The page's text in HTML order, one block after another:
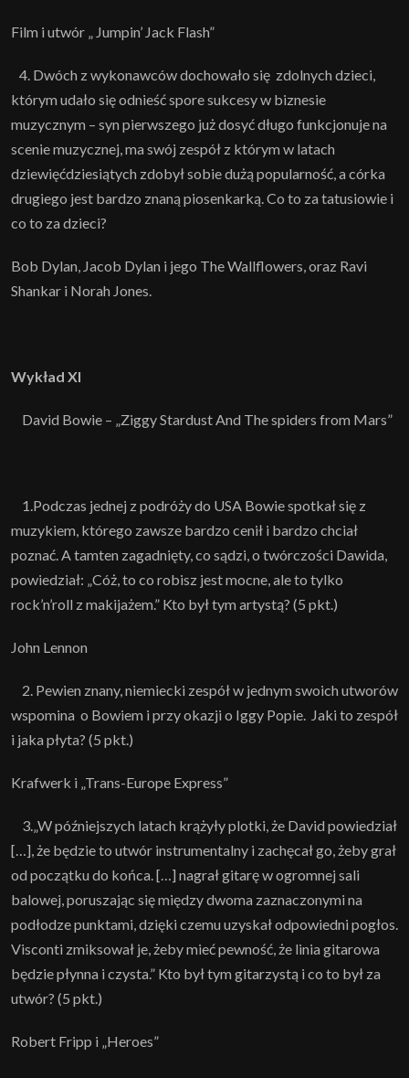
Film i utwór „ Jumpin’ Jack Flash”
4. Dwóch z wykonawców dochowało się zdolnych dzieci,
którym udało się odnieść spore sukcesy w biznesie
muzycznym – syn pierwszego już dosyć długo funkcjonuje na
scenie muzycznej, ma swój zespół z którym w latach
dziewięćdziesiątych zdobył sobie dużą popularność, a córka
drugiego jest bardzo znaną piosenkarką. Co to za tatusiowie i
co to za dzieci?
Bob Dylan, Jacob Dylan i jego The Wallflowers, oraz Ravi
Shankar i Norah Jones.
Wykład XI
David Bowie – „Ziggy Stardust And The spiders from Mars”
1.Podczas jednej z podróży do USA Bowie spotkał się z
muzykiem, którego zawsze bardzo cenił i bardzo chciał
poznać. A tamten zagadnięty, co sądzi, o twórczości Dawida,
powiedział: „Cóż, to co robisz jest mocne, ale to tylko
rock’n’roll z makijażem.” Kto był tym artystą? (5 pkt.)
John Lennon
2. Pewien znany, niemiecki zespół w jednym swoich utworów
wspomina o Bowiem i przy okazji o Iggy Popie. Jaki to zespół
i jaka płyta? (5 pkt.)
Krafwerk i „Trans-Europe Express”
3.„W późniejszych latach krążyły plotki, że David powiedział
[…], że będzie to utwór instrumentalny i zachęcał go, żeby grał
od początku do końca. […] nagrał gitarę w ogromnej sali
balowej, poruszając się między dwoma zaznaczonymi na
podłodze punktami, dzięki czemu uzyskał odpowiedni pogłos.
Visconti zmiksował je, żeby mieć pewność, że linia gitarowa
będzie płynna i czysta.” Kto był tym gitarzystą i co to był za
utwór? (5 pkt.)
Robert Fripp i „Heroes”